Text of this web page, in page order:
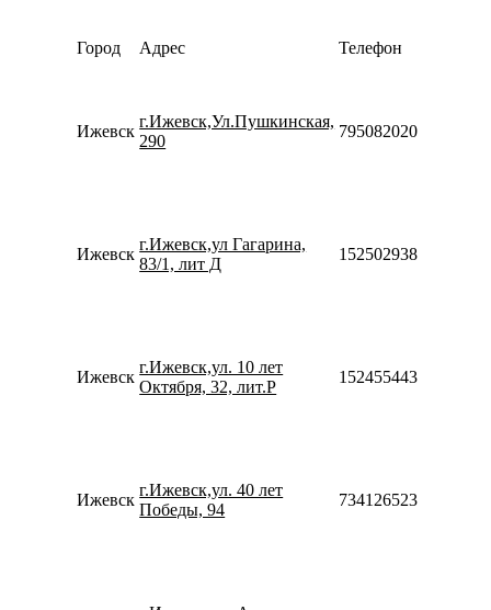
Город Адрес Телефон
Ижевск
г.Ижевск,Ул.Пушкинская,
290
79508202070
Ижевск
г.Ижевск,ул Гагарина,
83/1, лит Д
152502938222
Ижевск
г.Ижевск,ул. 10 лет
Октября, 32, лит.Р
152455443312
Ижевск
г.Ижевск,ул. 40 лет
Победы, 94
73412652399